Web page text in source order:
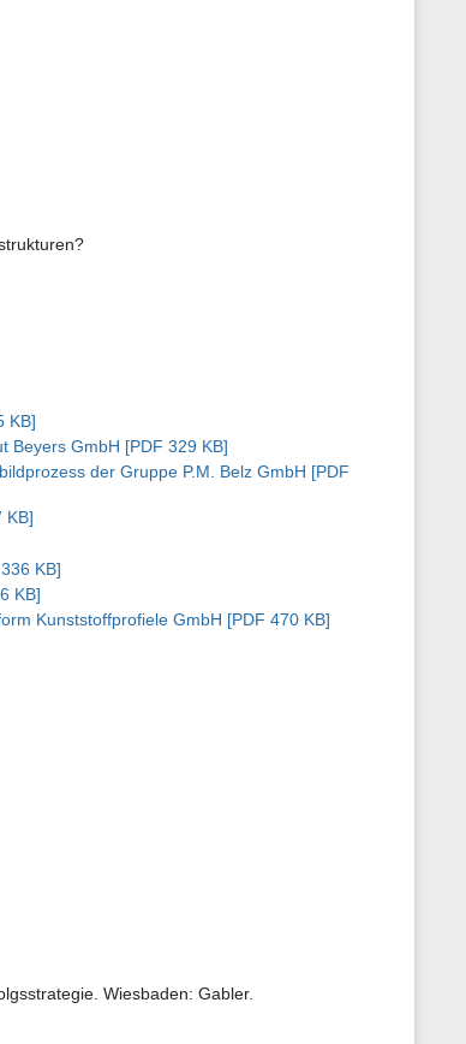
KB]
Beyers GmbH [PDF 329 KB]
der Gruppe P.M. Belz GmbH [PDF
KB]
KB]
KB]
Kunststoffprofiele GmbH [PDF 470 KB]
Wiesbaden: Gabler.